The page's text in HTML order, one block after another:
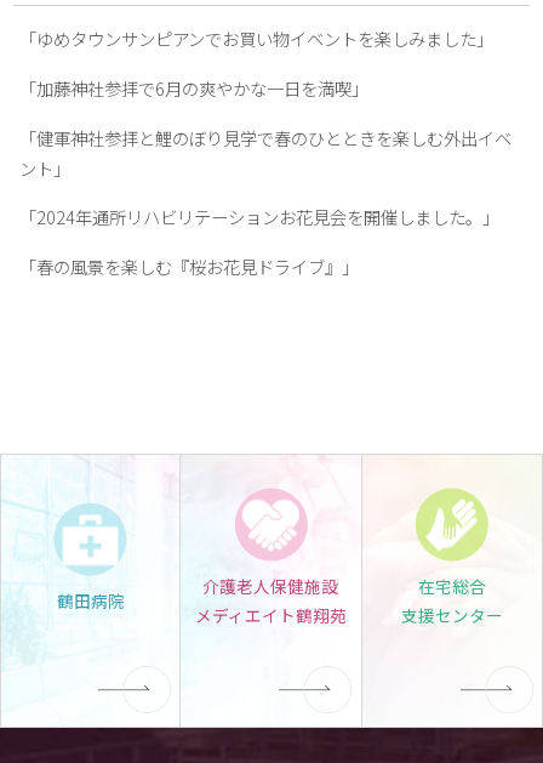
「ゆめタウンサンピアンでお買い物イベントを楽しみました」
「加藤神社参拝で6月の爽やかな一日を満喫」
「健軍神社参拝と鯉のぼり見学で春のひとときを楽しむ外出イベ
ント」
「2024年通所リハビリテーションお花見会を開催しました。」
「春の風景を楽しむ『桜お花見ドライブ』」
鶴田病院
介護老人保健施設
メディエイト鶴翔苑
在宅総合
支援センター